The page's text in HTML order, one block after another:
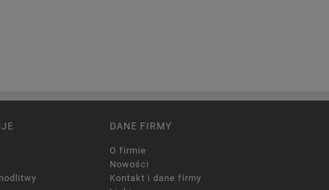
DANE FIRMY
O firmie
Nowości
Kontakt i dane firmy